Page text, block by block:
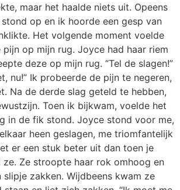
maar het haalde niets uit. Opeens
op en ik hoorde een gesp van
Het volgende moment voelde
pijn op mijn rug. Joyce had haar riem
deze op mijn rug. “Tel de slagen!”
nu!” Ik probeerde de pijn te negeren,
Na de derde slag geteld te hebben,
Toen ik bijkwam, voelde het
in de fik stond. Joyce stond voor me,
heen geslagen, me triomfantelijk
er een stuk beter uit dan toen je
ze. Ze stroopte haar rok omhoog en
slipje zakken. Wijdbeens kwam ze